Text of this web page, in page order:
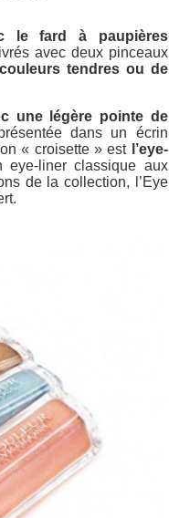
le fard à paupières
avec deux pinceaux
tendres ou de
une légère pointe de
dans un écrin
« croisette » est l’eye-
eye-liner classique aux
de la collection, l’Eye